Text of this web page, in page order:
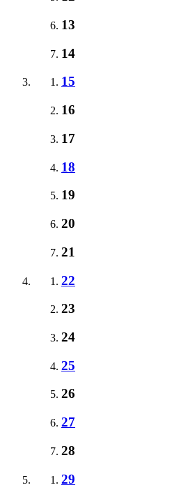
13
14
15
16
17
18
19
20
21
22
23
24
25
26
27
28
29